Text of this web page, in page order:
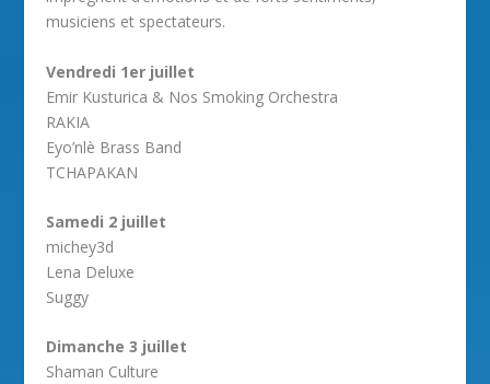
musiciens et spectateurs.
Vendredi 1er juillet
Emir Kusturica & Nos Smoking Orchestra
RAKIA
Eyo’nlè Brass Band
TCHAPAKAN
Samedi 2 juillet
michey3d
Lena Deluxe
Suggy
Dimanche 3 juillet
Shaman Culture